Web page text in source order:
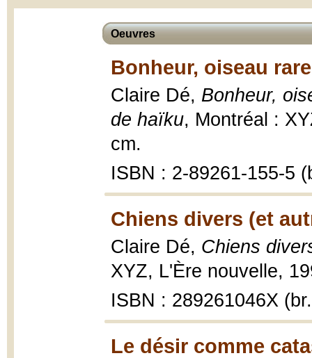
Oeuvres
Bonheur, oiseau
Claire Dé, Bonheur,
de haïku, Montréal :
cm.
ISBN : 2-89261-155-5
Chiens divers (et
Claire Dé, Chiens
XYZ, L'Ère nouvelle,
ISBN : 289261046X
Le désir comme